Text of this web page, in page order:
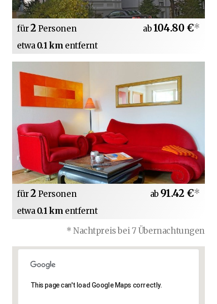
für2 Personen
etwa0.1 km entfernt
ab104.80 €*
für2 Personen
etwa0.1 km entfernt
ab 91.42 €*
* Nachtpreis bei 7 Übernachtungen
This page can't load Google Maps correctly.